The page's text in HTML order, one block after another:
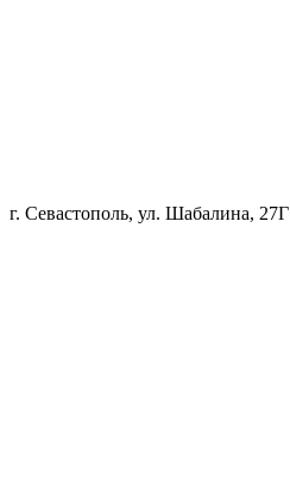
г. Севастополь, ул. Шабалина, 27Г